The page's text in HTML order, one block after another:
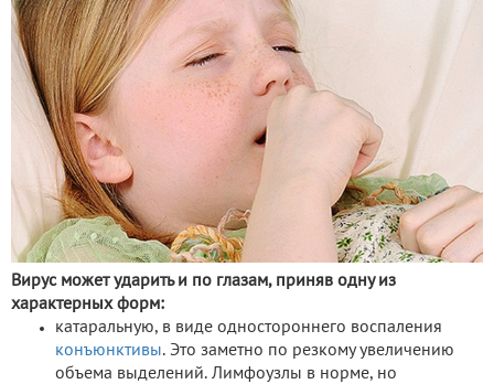
Вирус может ударить и по глазам, приняв одну из
характерных форм:
катаральную, в виде одностороннего воспаления
конъюнктивы. Это заметно по резкому увеличению
объема выделений. Лимфоузлы в норме, но